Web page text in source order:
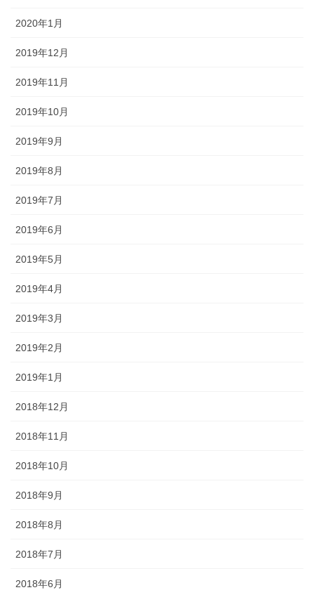
2020年1月
2019年12月
2019年11月
2019年10月
2019年9月
2019年8月
2019年7月
2019年6月
2019年5月
2019年4月
2019年3月
2019年2月
2019年1月
2018年12月
2018年11月
2018年10月
2018年9月
2018年8月
2018年7月
2018年6月